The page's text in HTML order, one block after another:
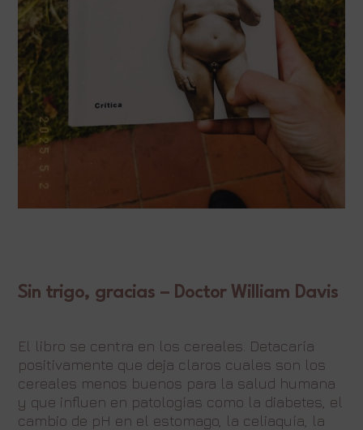
Sin trigo, gracias – Doctor William Davis
El libro se centra en los cereales. Detacaría
positivamente que deja claros cuales son los
cereales menos buenos para la salud humana
y que influen en patologías como la diabetes, el
cambio de pH en el estomago, la celiaquía, la